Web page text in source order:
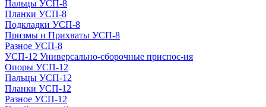
Пальцы УСП-8
Планки УСП-8
Подкладки УСП-8
Призмы и Прихваты УСП-8
Разное УСП-8
УСП-12 Универсально-сборочные приспос-ия
Опоры УСП-12
Пальцы УСП-12
Планки УСП-12
Разное УСП-12